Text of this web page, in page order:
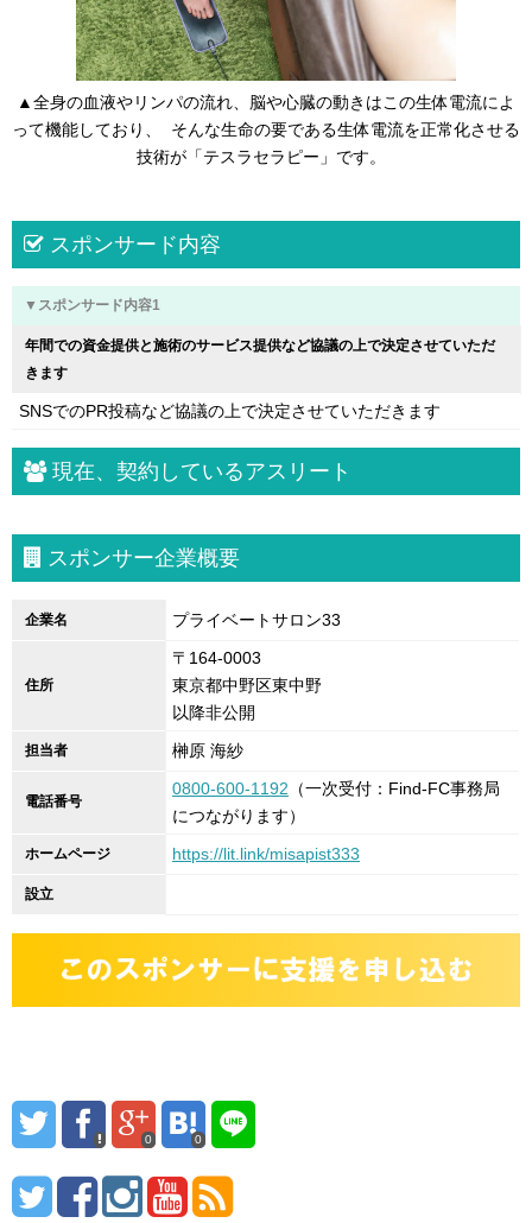
▲全身の血液やリンパの流れ、脳や心臓の動きはこの生体電流によ
って機能しており、 そんな生命の要である生体電流を正常化させる
技術が「テスラセラピー」です。
スポンサード内容
▼スポンサード内容1
年間での資金提供と施術のサービス提供など協議の上で決定させていただ
きます
SNSでのPR投稿など協議の上で決定させていただきます
現在、契約しているアスリート
スポンサー企業概要
企業名 プライベートサロン33
住所
〒164-0003
東京都中野区東中野
以降非公開
担当者 榊原 海紗
電話番号
0800-600-1192 （一次受付：Find-FC事務局
につながります）
ホームページ https://lit.link/misapist333
設立
0 0